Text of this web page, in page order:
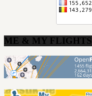
ME & MY FLIGHTS